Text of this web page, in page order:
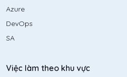
Azure
DevOps
SA
Việc làm theo khu vực